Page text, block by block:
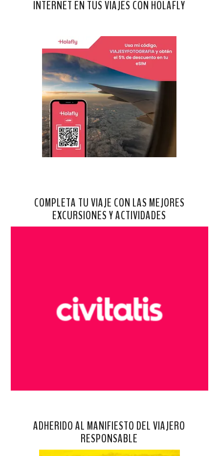
INTERNET EN TUS VIAJES CON HOLAFLY
COMPLETA TU VIAJE CON LAS MEJORES
EXCURSIONES Y ACTIVIDADES
ADHERIDO AL MANIFIESTO DEL VIAJERO
RESPONSABLE